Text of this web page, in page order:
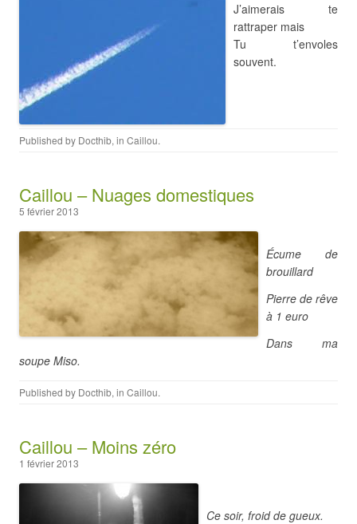
J’aimerais te
rattraper mais
Tu t’envoles
souvent.
Published by Docthib, in Caillou.
Caillou – Nuages domestiques
5 février 2013
Écume de
brouillard
Pierre de rêve
à 1 euro
Dans ma
soupe Miso.
Published by Docthib, in Caillou.
Caillou – Moins zéro
1 février 2013
Ce soir, froid de gueux.